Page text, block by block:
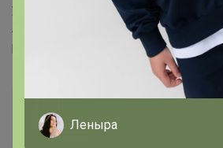
yy_rukav/
добавьте пожалуйста.
Артикул c211/157/60230/Z/1p ,
ростовка. :-)
Мастер СП
Леныра